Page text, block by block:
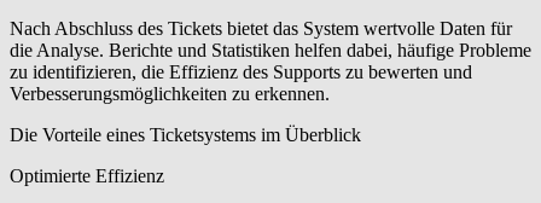
Nach Abschluss des Tickets bietet das System wertvolle Daten für
die Analyse. Berichte und Statistiken helfen dabei, häufige Probleme
zu identifizieren, die Effizienz des Supports zu bewerten und
Verbesserungsmöglichkeiten zu erkennen.
Die Vorteile eines Ticketsystems im Überblick
Optimierte Effizienz